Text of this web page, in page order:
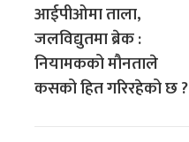
आईपीओमा ताला,
जलविद्युतमा ब्रेक :
नियामकको मौनताले
कसको हित गरिरहेको छ ?